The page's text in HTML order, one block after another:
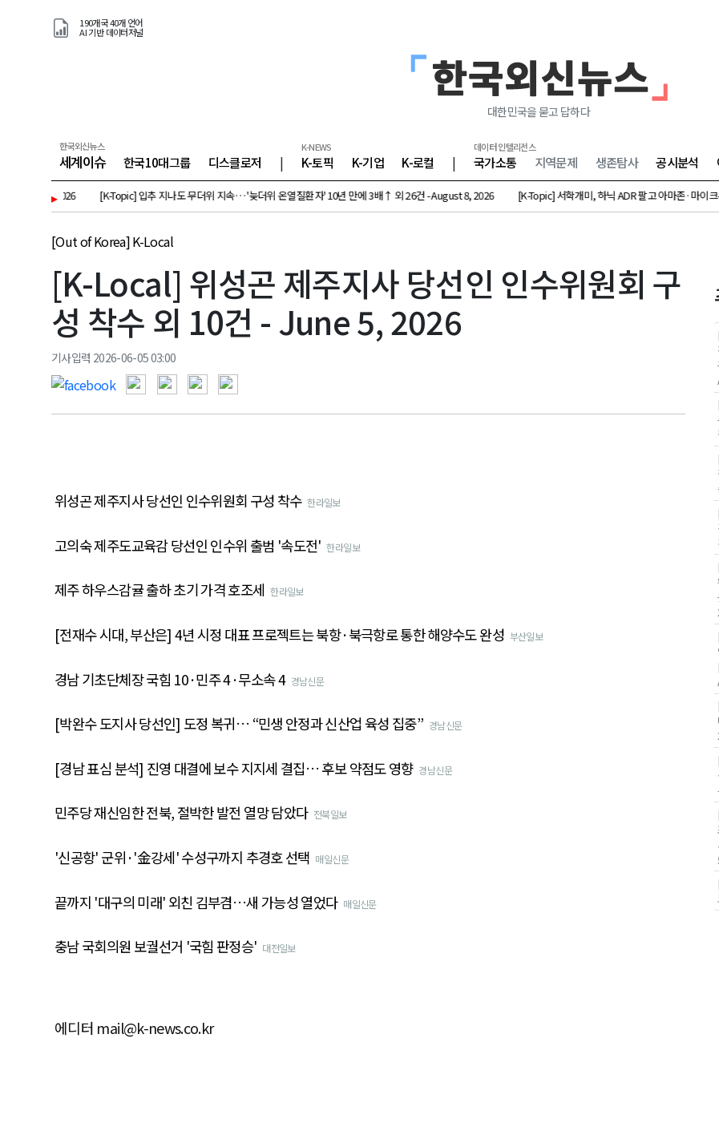
190개국 40개 언어
AI 기반 데이터저널
대한민국을 묻고 답하다
한국외신뉴스
세계이슈 한국10대그룹 디스클로저 |
K-NEWS
K-토픽 K-기업 K-로컬 |
데이터 인텔리전스
국가소통 지역문제 생존탐사 공시분석
▸ [K-Topic] 입추 지나도 무더위 지속… '늦더위 온열질환자' 10년 만에 3배↑ 외 26건 - August 8, 2026 [K-Topic] 서학개미, 하닉 ADR 팔고 아마존·마이크론 베팅
[Out of Korea] K-Local
[K-Local] 위성곤 제주지사 당선인 인수위원회 구
성 착수 외 10건 - June 5, 2026
기사입력 2026-06-05 03:00
위성곤 제주지사 당선인 인수위원회 구성 착수 한라일보
고의숙 제주도교육감 당선인 인수위 출범 '속도전' 한라일보
제주 하우스감귤 출하 초기 가격 호조세 한라일보
[전재수 시대, 부산은] 4년 시정 대표 프로젝트는 북항·북극항로 통한 해양수도 완성 부산일보
경남 기초단체장 국힘 10·민주 4·무소속 4 경남신문
[박완수 도지사 당선인] 도정 복귀… “민생 안정과 신산업 육성 집중” 경남신문
[경남 표심 분석] 진영 대결에 보수 지지세 결집… 후보 약점도 영향 경남신문
민주당 재신임한 전북, 절박한 발전 열망 담았다 전북일보
'신공항' 군위·'金강세' 수성구까지 추경호 선택 매일신문
끝까지 '대구의 미래' 외친 김부겸…새 가능성 열었다 매일신문
충남 국회의원 보궐선거 '국힘 판정승' 대전일보
에디터 mail@k-news.co.kr